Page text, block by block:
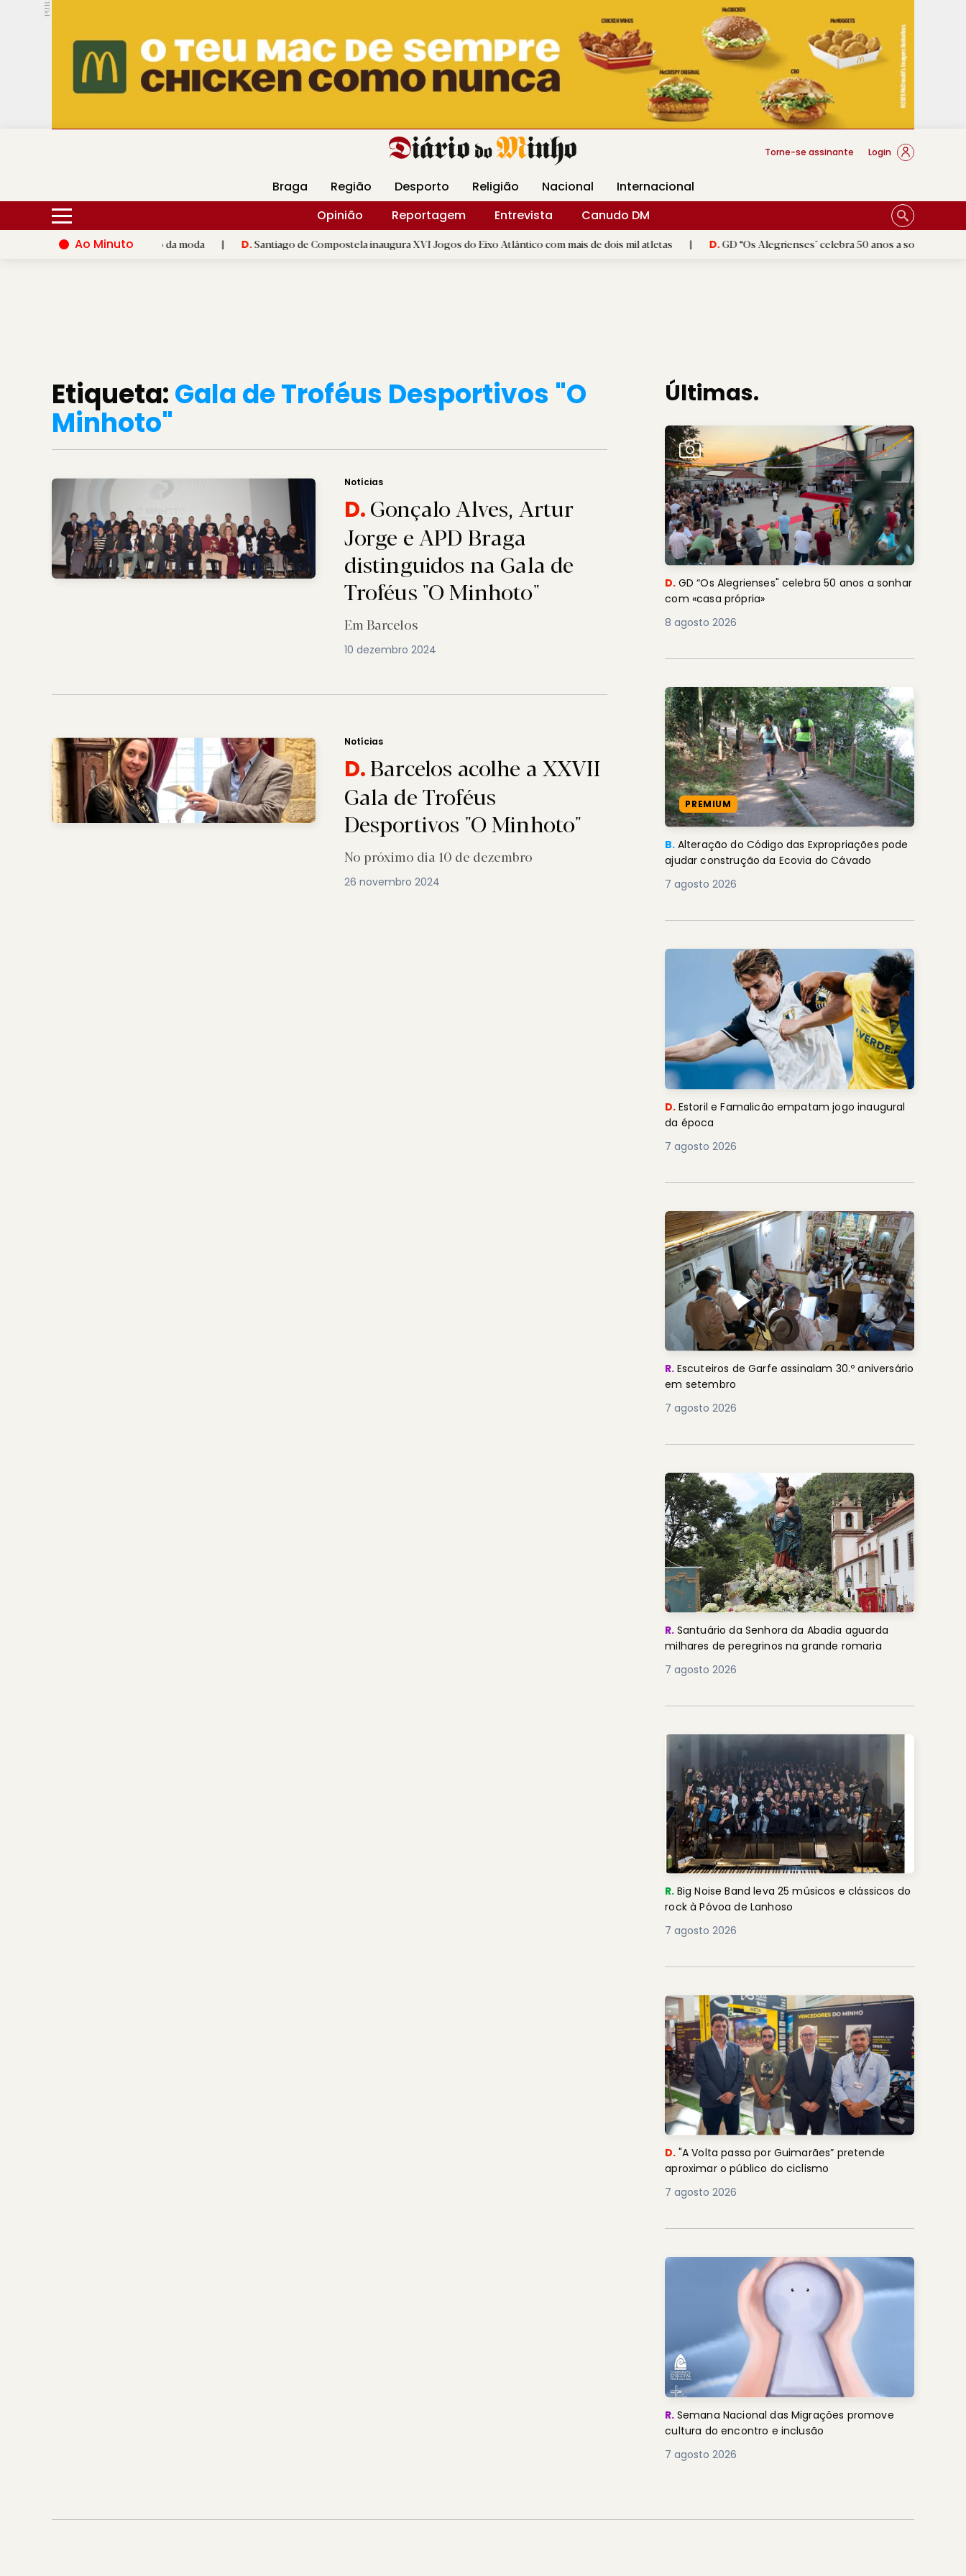
PUB.
Hoje 18ºC 29ºC DMtv Revista Minha Gráfica DM Livraria DM Arquidiocese Braga
Torne-se assinante Login
Braga Região Desporto Religião Nacional
Internacional
Opinião
Reportagem Entrevista
Canudo DM
Ao Minuto
do mundo da moda D.Santiago de Compostela inaugura XVI Jogos do Eixo Atlântico com mais de dois mil atletas | D.GD “Os Alegrienses" celebra 50 anos a sonhar com «casa própria»
Etiqueta:Gala de Troféus Desportivos "O
Minhoto"
Notícias
D.Gonçalo Alves, Artur
Jorge e APD Braga
distinguidos na Gala de
Troféus "O Minhoto"
Em Barcelos
10 dezembro 2024
Notícias
D.Barcelos acolhe a XXVII
Gala de Troféus
Desportivos "O Minhoto"
No próximo dia 10 de dezembro
26 novembro 2024
Últimas.
D. GD “Os Alegrienses" celebra 50 anos a sonhar
com «casa própria»
8 agosto 2026
PREMIUM
B. Alteração do Código das Expropriações pode
ajudar construção da Ecovia do Cávado
7 agosto 2026
D. Estoril e Famalicão empatam jogo inaugural
da época
7 agosto 2026
R. Escuteiros de Garfe assinalam 30.º aniversário
em setembro
7 agosto 2026
R. Santuário da Senhora da Abadia aguarda
milhares de peregrinos na grande romaria
7 agosto 2026
R. Big Noise Band leva 25 músicos e clássicos do
rock à Póvoa de Lanhoso
7 agosto 2026
D. "A Volta passa por Guimarães” pretende
aproximar o público do ciclismo
7 agosto 2026
R. Semana Nacional das Migrações promove
cultura do encontro e inclusão
7 agosto 2026